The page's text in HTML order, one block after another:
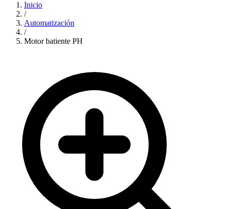
Inicio
/
Automatización
/
Motor batiente PH